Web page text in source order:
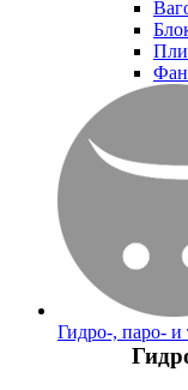
Гидро-, паро- и